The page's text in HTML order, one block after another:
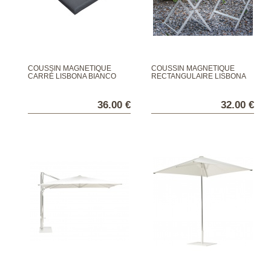
COUSSIN MAGNÉTIQUE
CARRÉ LISBONA BIANCO
36.00 €
COUSSIN MAGNÉTIQUE
RECTANGULAIRE LISBONA
32.00 €